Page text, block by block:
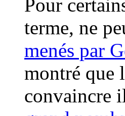
Pour
terme, ne
menés par
montré que
convaincre